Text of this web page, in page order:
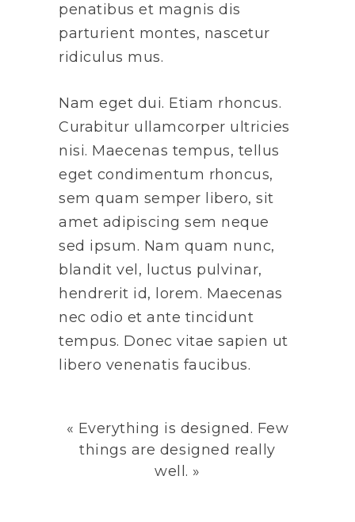
penatibus et magnis dis
parturient montes, nascetur
ridiculus mus.
Nam eget dui. Etiam rhoncus.
Curabitur ullamcorper ultricies
nisi. Maecenas tempus, tellus
eget condimentum rhoncus,
sem quam semper libero, sit
amet adipiscing sem neque
sed ipsum. Nam quam nunc,
blandit vel, luctus pulvinar,
hendrerit id, lorem. Maecenas
nec odio et ante tincidunt
tempus. Donec vitae sapien ut
libero venenatis faucibus.
« Everything is designed. Few
things are designed really
well. »